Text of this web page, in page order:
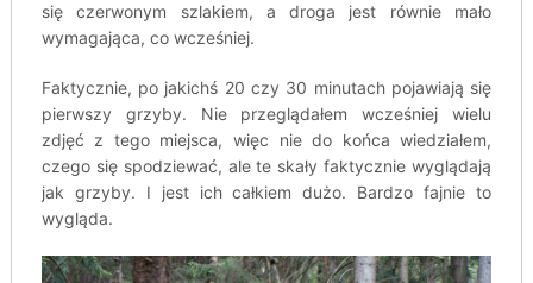
się czerwonym szlakiem, a droga jest równie mało
wymagająca, co wcześniej.
Faktycznie, po jakichś 20 czy 30 minutach pojawiają się
pierwszy grzyby. Nie przeglądałem wcześniej wielu
zdjęć z tego miejsca, więc nie do końca wiedziałem,
czego się spodziewać, ale te skały faktycznie wyglądają
jak grzyby. I jest ich całkiem dużo. Bardzo fajnie to
wygląda.